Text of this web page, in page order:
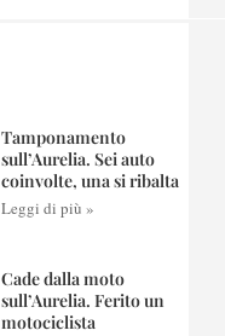
Tamponamento
sull’Aurelia. Sei auto
coinvolte, una si ribalta
Leggi di più »
Cade dalla moto
sull’Aurelia. Ferito un
motociclista